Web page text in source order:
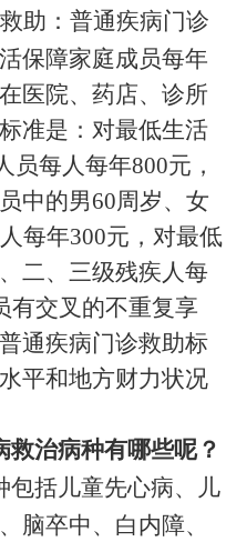
助：普通疾病门诊
保障家庭成员每年
医院、药店、诊所
准是：对最低生活
员每人每年800元，
中的男60周岁、女
每年300元，对最低
二、三级残疾人每
有交叉的不重复享
通疾病门诊救助标
平和地方财力状况
治病种有哪些呢？
包括儿童先心病、儿
脑卒中、白内障、